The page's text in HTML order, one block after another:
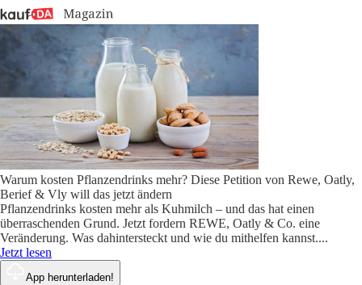
Warum kosten Pflanzendrinks mehr? Diese Petition von Rewe, Oatly,
Berief & Vly will das jetzt ändern
Pflanzendrinks kosten mehr als Kuhmilch – und das hat einen
überraschenden Grund. Jetzt fordern REWE, Oatly & Co. eine
Veränderung. Was dahintersteckt und wie du mithelfen kannst....
Jetzt lesen
App herunterladen!